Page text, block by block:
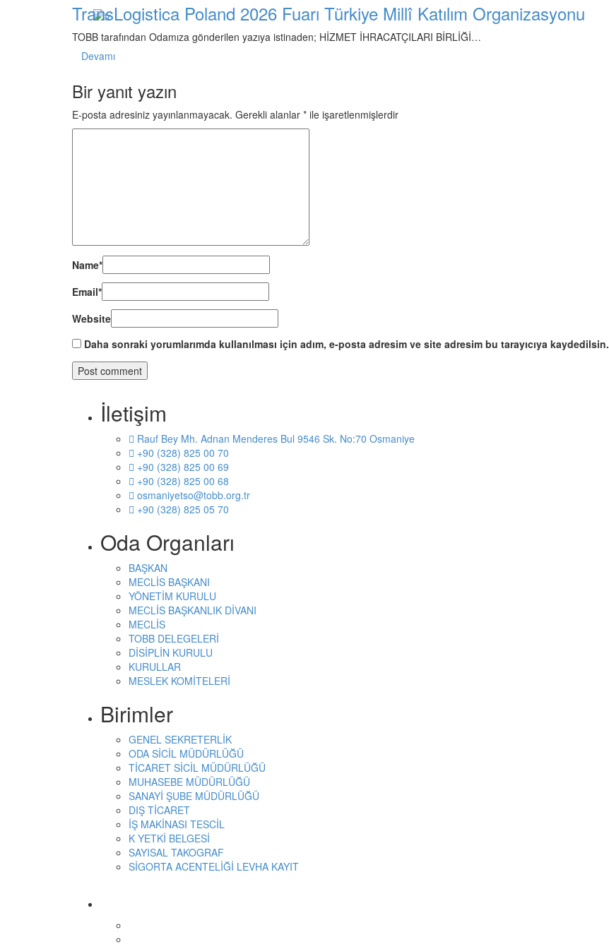
TransLogistica Poland 2026 Fuarı Türkiye Millî Katılım Organizasyonu
TOBB tarafından Odamıza gönderilen yazıya istinaden; HİZMET İHRACATÇILARI BİRLİĞİ…
Devamı
Bir yanıt yazın
E-posta adresiniz yayınlanmayacak. Gerekli alanlar * ile işaretlenmişlerdir
Name*
Email*
Website
Daha sonraki yorumlarımda kullanılması için adım, e-posta adresim ve site adresim bu tarayıcıya kaydedilsin.
İletişim
Rauf Bey Mh. Adnan Menderes Bul 9546 Sk. No:70 Osmaniye
+90 (328) 825 00 70
+90 (328) 825 00 69
+90 (328) 825 00 68
osmaniyetso@tobb.org.tr
+90 (328) 825 05 70
Oda Organları
BAŞKAN
MECLİS BAŞKANI
YÖNETİM KURULU
MECLİS BAŞKANLIK DİVANI
MECLİS
TOBB DELEGELERİ
DİSİPLİN KURULU
KURULLAR
MESLEK KOMİTELERİ
Birimler
GENEL SEKRETERLİK
ODA SİCİL MÜDÜRLÜĞÜ
TİCARET SİCİL MÜDÜRLÜĞÜ
MUHASEBE MÜDÜRLÜĞÜ
SANAYİ ŞUBE MÜDÜRLÜĞÜ
DIŞ TİCARET
İŞ MAKİNASI TESCİL
K YETKİ BELGESİ
SAYISAL TAKOGRAF
SİGORTA ACENTELİĞİ LEVHA KAYIT